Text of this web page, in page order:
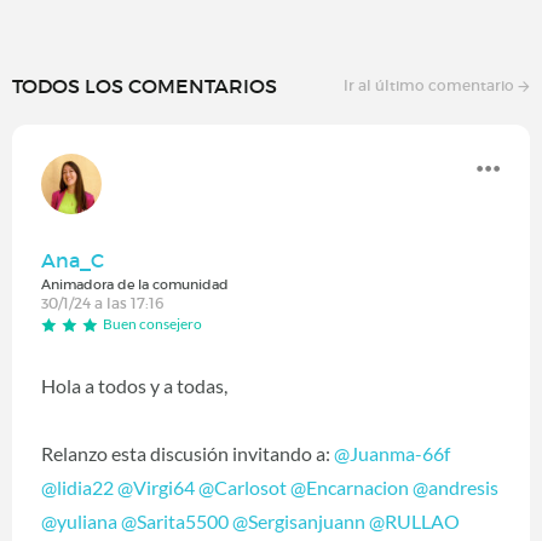
TODOS LOS COMENTARIOS Ir al último comentario
Ana_C
Animadora de la comunidad
30/1/24 a las 17:16
Buen consejero
Hola a todos y a todas,
Relanzo esta discusión invitando a: @Juanma-66f
@lidia22@Virgi64@Carlosot@Encarnacion @andresis
@yuliana@Sarita5500@Sergisanjuann @RULLAO